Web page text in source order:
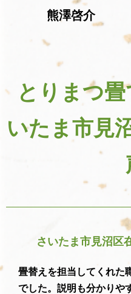
熊澤啓介
とりまつ
いたま市見
さいたま市見沼
畳替えを担当してくれた
でした。説明も分かりや